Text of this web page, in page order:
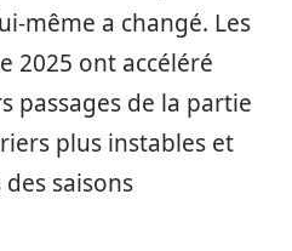
même a changé. Les
2025 ont accéléré
passages de la partie
plus instables et
des saisons